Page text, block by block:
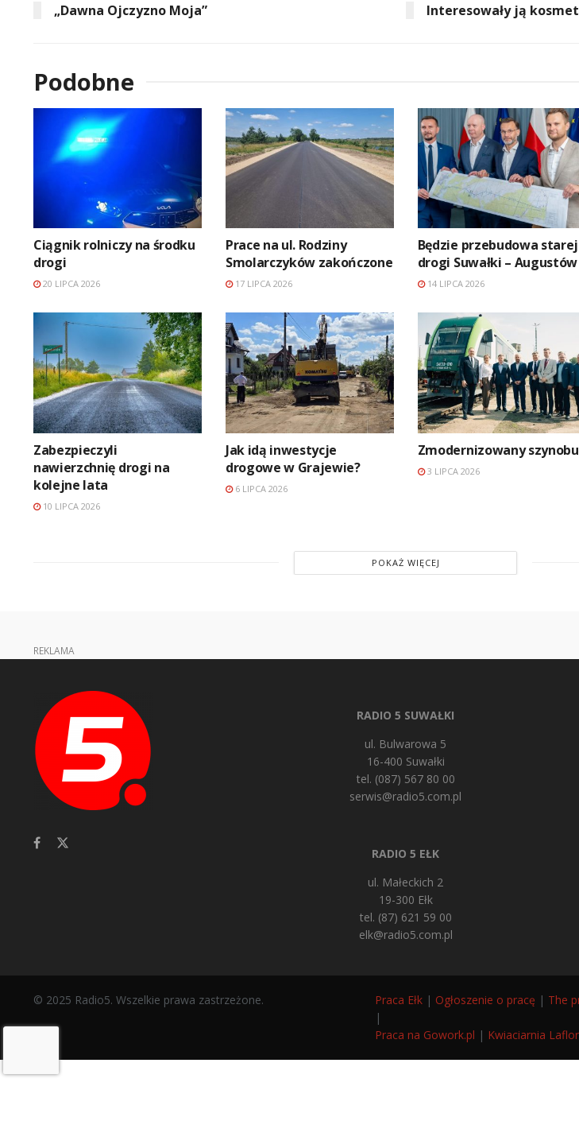
„Dawna Ojczyzno Moja” Interesowały ją
Podobne
Ciągnik rolniczy na środku
drogi
20 LIPCA 2026
Prace na ul. Rodziny
Smolarczyków zakończone
17 LIPCA 2026
Będzie przebudowa starej
drogi Suwałki – Augustów
14 LIPCA 2026
Zabezpieczyli
nawierzchnię drogi na
kolejne lata
10 LIPCA 2026
Jak idą inwestycje
drogowe w Grajewie?
6 LIPCA 2026
Zmodernizowany
3 LIPCA 2026
POKAŻ WIĘCEJ
REKLAMA
RADIO 5 SUWAŁKI
ul. Bulwarowa 5
16-400 Suwałki
tel. (087) 567 80 00
serwis@radio5.com.pl
RADIO 5 EŁK
ul. Małeckich 2
19-300 Ełk
tel. (87) 621 59 00
elk@radio5.com.pl
© 2025 Radio5. Wszelkie prawa zastrzeżone. Praca Ełk | Ogłoszenie o pracę | The
|
Praca na Gowork.pl | Kwiaciarnia